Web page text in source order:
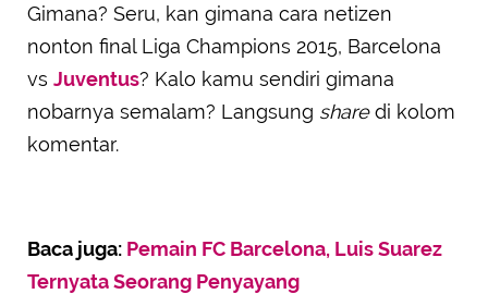
Gimana? Seru, kan gimana cara netizen
nonton final Liga Champions 2015, Barcelona
vs Juventus? Kalo kamu sendiri gimana
nobarnya semalam? Langsung sharedi kolom
komentar.
Baca juga: Pemain FC Barcelona, Luis Suarez
Ternyata Seorang Penyayang